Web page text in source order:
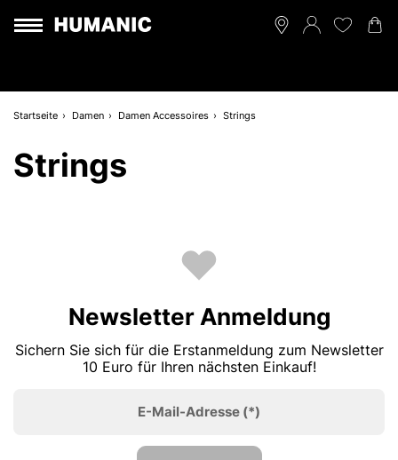
Startseite Damen Damen Accessoires Strings
Strings
Newsletter Anmeldung
Sichern Sie sich für die Erstanmeldung zum Newsletter
10 Euro für Ihren nächsten Einkauf!
E-Mail-Adresse (*)